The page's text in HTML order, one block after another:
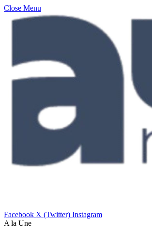
Close Menu
Facebook X (Twitter) Instagram
A la Une